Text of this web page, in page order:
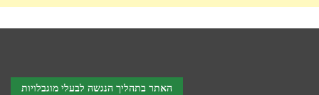
האתר בתהליך הנגשה לבעלי מוגבלויות